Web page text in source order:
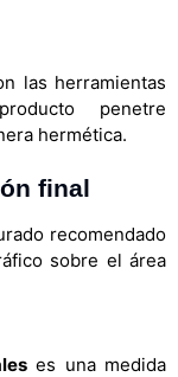
las herramientas
penetre
hermética.
final
recomendado
sobre el área
es una medida